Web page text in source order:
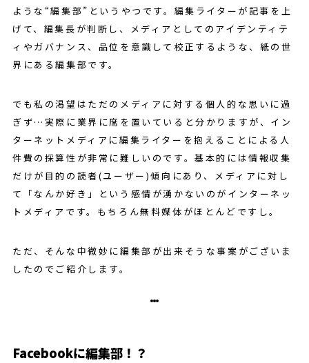
ような“編集部”というやつです。編集ライターが記事を上
げて、編集長が判断し、メディアとしてのアイデンティテ
ィやガバナンス、品位を意識して校正するような、紙の世
界にある編集部です。
でも私の渇望はただのメディアに対する個人的な思いに過
ぎず…実際に業界に席を置いていると分かりますが、イン
ターネットメディアに編集ライターを抱えることによる人
件費の採算性が非常に難しいのです。基本的には情報収集
だけが目的の読者(ユーザー)傾向にあり、メディアに対し
て「なんか好き」という感情が湧かないのがインターネッ
トメディアです。もちろん無料媒体がほとんどですし。
ただ、そんな中微妙に編集部が出来そうな事案がございま
したのでご紹介します。
Facebookに編集部！？